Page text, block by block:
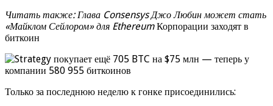
Читать также: Глава Consensys Джо Любин может стать
«Майклом Сейлором» для EthereumКорпорации заходят в
биткоин
Только за последнюю неделю к гонке присоединились: